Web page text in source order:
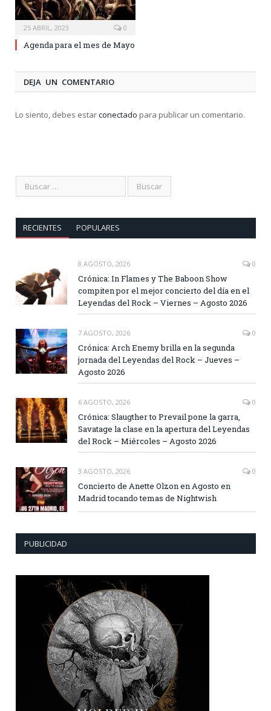
25 ABRIL, 2023 0
Agenda para el mes de Mayo
DEJA UN COMENTARIO
Lo siento, debes estarconectado para publicar un comentario.
RECIENTES POPULARES
8 AGOSTO, 2026 0
Crónica: In Flames y The Baboon Show
compiten por el mejor concierto del día en el
Leyendas del Rock – Viernes – Agosto 2026
7 AGOSTO, 2026 0
Crónica: Arch Enemy brilla en la segunda
jornada del Leyendas del Rock – Jueves –
Agosto 2026
6 AGOSTO, 2026 0
Crónica: Slaugther to Prevail pone la garra,
Savatage la clase en la apertura del Leyendas
del Rock – Miércoles – Agosto 2026
3 AGOSTO, 2026 0
Concierto de Anette Olzon en Agosto en
Madrid tocando temas de Nightwish
PUBLICIDAD